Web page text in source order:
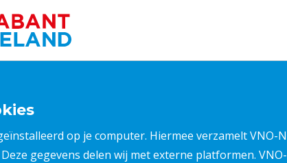
op je computer. Hiermee verzamelt VNO-
gegevens delen wij met externe platformen.